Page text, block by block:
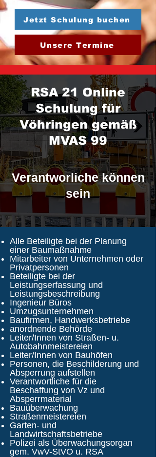
Jetzt Schulung buchen
Unsere Termine
RSA 21 Online
Schulung für
Vöhringen gemäß
MVAS 99
Verantworliche können
sein
Alle Beteiligte bei der Planung
einer Baumaßnahme
Mitarbeiter von Unternehmen oder
Privatpersonen
Beteiligte bei der
Leistungserfassung und
Leistungsbeschreibung
Ingenieur Büros
Umzugsunternehmen
Baufirmen, Handwerksbetriebe
anordnende Behörde
Leiter/Innen von Straßen- u.
Autobahnmeistereien
Leiter/Innen von Bauhöfen
Personen, die Beschilderung und
Absperrung aufstellen
Verantwortliche für die
Beschaffung von Vz und
Absperrmaterial
Bauüberwachung
Straßenmeistereien
Garten- und
Landwirtschaftsbetriebe
Polizei als Überwachungsorgan
gem. VwV-StVO u. RSA